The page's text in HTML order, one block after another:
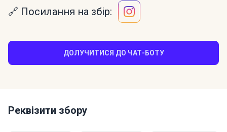
🔗 Посилання на збір:
ДОЛУЧИТИСЯ ДО ЧАТ-БОТУ
Реквізити збору